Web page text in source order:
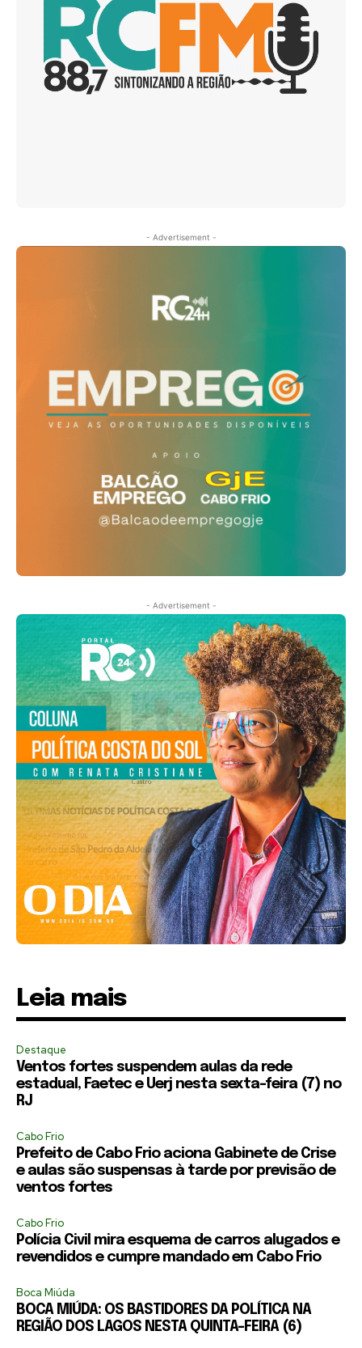
- Advertisement -
- Advertisement -
Leia mais
Destaque
Ventos fortes suspendem aulas da rede
estadual, Faetec e Uerj nesta sexta-feira (7) no
RJ
Cabo Frio
Prefeito de Cabo Frio aciona Gabinete de Crise
e aulas são suspensas à tarde por previsão de
ventos fortes
Cabo Frio
Polícia Civil mira esquema de carros alugados e
revendidos e cumpre mandado em Cabo Frio
Boca Miúda
BOCA MIÚDA: OS BASTIDORES DA POLÍTICA NA
REGIÃO DOS LAGOS NESTA QUINTA-FEIRA (6)